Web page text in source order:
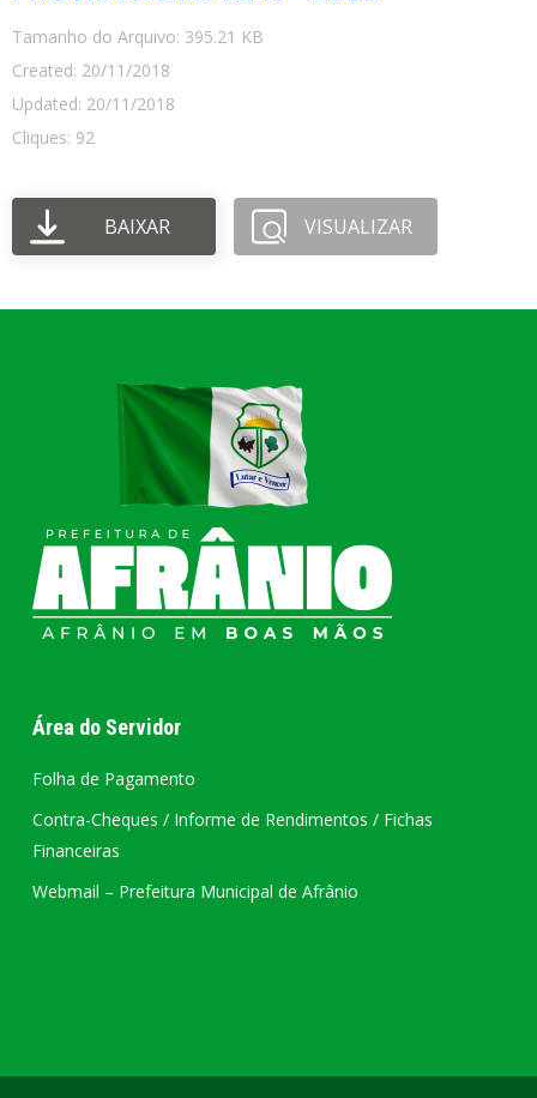
Tamanho do Arquivo: 395.21 KB
Created: 20/11/2018
Updated: 20/11/2018
Cliques: 92
BAIXAR VISUALIZAR
Área do Servidor
Folha de Pagamento
Contra-Cheques / Informe de Rendimentos / Fichas
Financeiras
Webmail – Prefeitura Municipal de Afrânio